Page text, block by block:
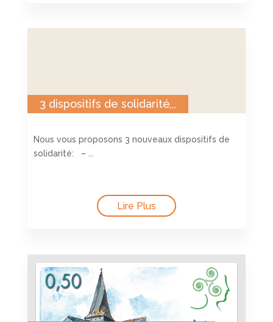
3 dispositifs de solidarité
Nous vous proposons 3 nouveaux dispositifs de
solidarité: – ...
Lire Plus